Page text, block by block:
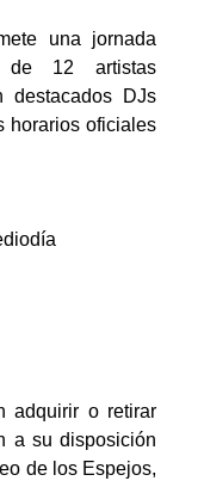
una jornada
de 12 artistas
destacados DJs
horarios oficiales
adquirir o retirar
a su disposición
de los Espejos,